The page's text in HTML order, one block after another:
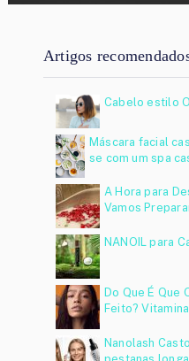
Artigos
Cabelo estilo
Máscara facial
se com um spa
A Hora para
Vamos
NANOIL para
Do Que É Que
Feito?
Nanolash